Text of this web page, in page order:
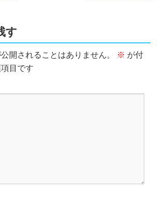
す
開されることはありません。 ※ が付
目です